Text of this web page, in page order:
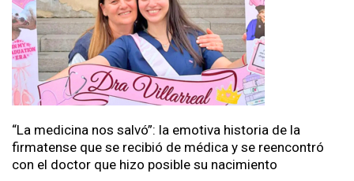
“La medicina nos salvó”: la emotiva historia de la
firmatense que se recibió de médica y se reencontró
con el doctor que hizo posible su nacimiento